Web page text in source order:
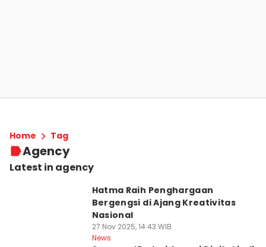
Home Tag
Agency
Latest in agency
Hatma Raih Penghargaan
Bergengsi di Ajang Kreativitas
Nasional
27 Nov 2025, 14:43 WIB
News